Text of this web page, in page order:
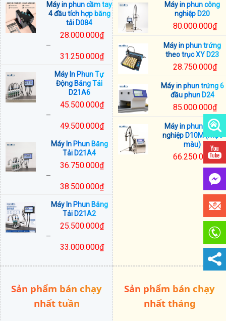
Máy in phun cầm tay
4 đầu tích hợp băng
tải D084
28.000.000₫
–
31.250.000₫
giá:
28.000.000₫
Máy In Phun Tự
Động Băng Tải
D21A6
45.500.000₫
–
49.500.000₫
giá:
45.500.000₫
đến
49.500.000₫
Máy In Phun Băng
Tải D21A4
36.750.000₫
–
38.500.000₫
giá:
36.750.000₫
đến
38.500.000₫
Máy In Phun Băng
Tải D21A2
25.500.000₫
–
33.000.000₫
giá:
25.500.000₫
đến
33.000.000₫
Máy in phun công
nghiệp D20
80.000.000₫
Máy in phun trứng
theo trục XY D23
28.750.000₫
Máy in phun trứng 6
đầu phun D24
85.000.000₫
Máy in phun công
nghiệp D10M (mực
màu)
66.250.000₫
Sản phẩm bán chạy
nhất tuần
Sản phẩm bán chạy
nhất tháng